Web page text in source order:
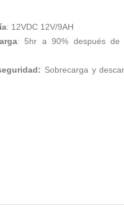
: 12VDC 12V/9AH
: 5hr a 90% después de
Sobrecarga y